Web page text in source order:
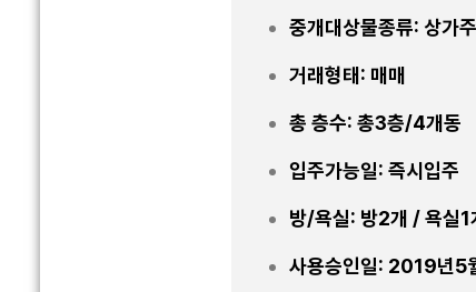
중개대상물종류: 상가
거래형태: 매매
총 층수: 총3층/4개동
입주가능일: 즉시입주
방/욕실: 방2개 / 욕실1
사용승인일: 2019년5